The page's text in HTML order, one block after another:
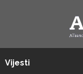
Vijesti